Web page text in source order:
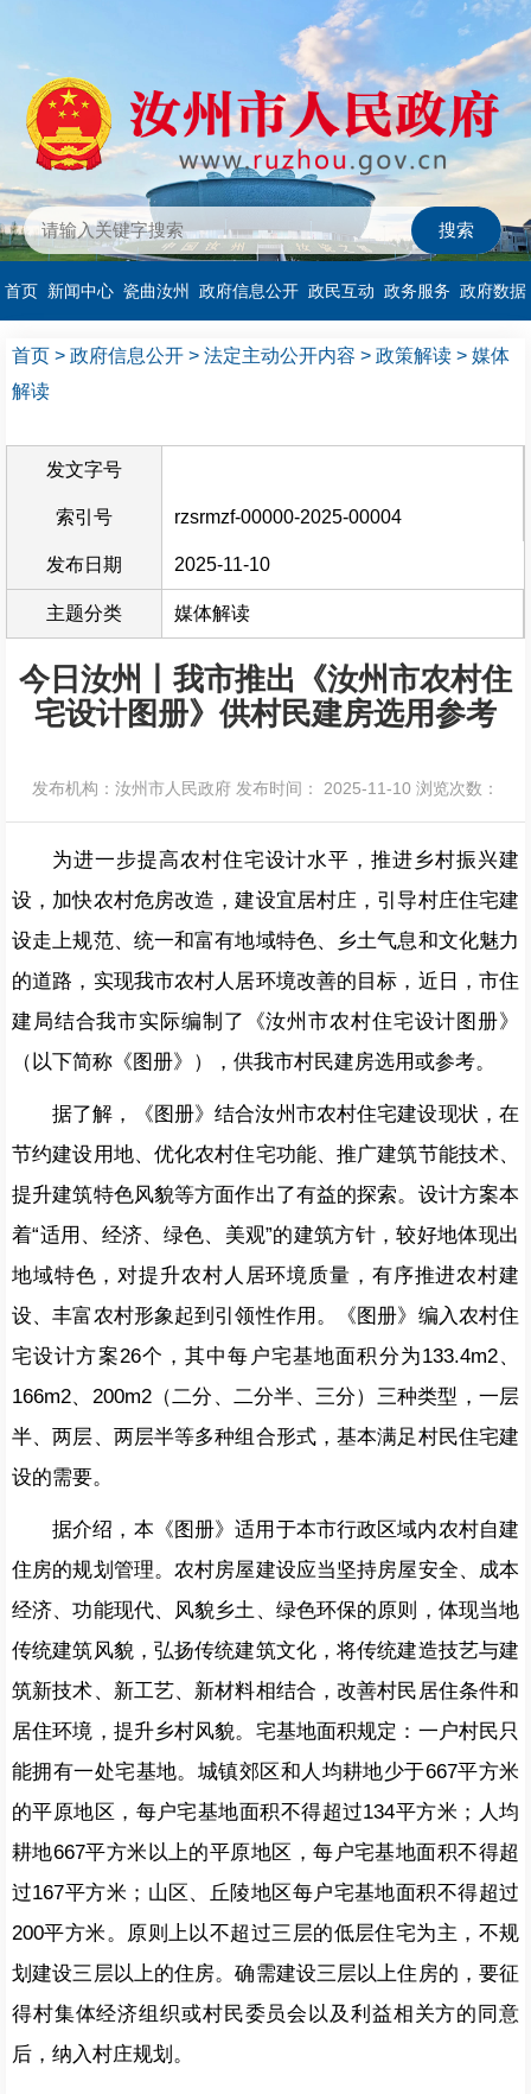
首页 新闻中心 瓷曲汝州 政府信息公开 政民互动 政务服务 政府数据
首页 > 政府信息公开 > 法定主动公开内容 > 政策解读 > 媒体
解读
发文字号
索引号 rzsrmzf-00000-2025-00004
发布日期 2025-11-10
主题分类 媒体解读
今日汝州丨我市推出《汝州市农村住
宅设计图册》供村民建房选用参考
发布机构：汝州市人民政府 发布时间： 2025-11-10 浏览次数：
为进一步提高农村住宅设计水平，推进乡村振兴建
设，加快农村危房改造，建设宜居村庄，引导村庄住宅建
设走上规范、统一和富有地域特色、乡土气息和文化魅力
的道路，实现我市农村人居环境改善的目标，近日，市住
建局结合我市实际编制了《汝州市农村住宅设计图册》
（以下简称《图册》），供我市村民建房选用或参考。
据了解，《图册》结合汝州市农村住宅建设现状，在
节约建设用地、优化农村住宅功能、推广建筑节能技术、
提升建筑特色风貌等方面作出了有益的探索。设计方案本
着“适用、经济、绿色、美观”的建筑方针，较好地体现出
地域特色，对提升农村人居环境质量，有序推进农村建
设、丰富农村形象起到引领性作用。《图册》编入农村住
宅设计方案26个，其中每户宅基地面积分为133.4m2、
166m2、200m2（二分、二分半、三分）三种类型，一层
半、两层、两层半等多种组合形式，基本满足村民住宅建
设的需要。
据介绍，本《图册》适用于本市行政区域内农村自建
住房的规划管理。农村房屋建设应当坚持房屋安全、成本
经济、功能现代、风貌乡土、绿色环保的原则，体现当地
传统建筑风貌，弘扬传统建筑文化，将传统建造技艺与建
筑新技术、新工艺、新材料相结合，改善村民居住条件和
居住环境，提升乡村风貌。宅基地面积规定：一户村民只
能拥有一处宅基地。城镇郊区和人均耕地少于667平方米
的平原地区，每户宅基地面积不得超过134平方米；人均
耕地667平方米以上的平原地区，每户宅基地面积不得超
过167平方米；山区、丘陵地区每户宅基地面积不得超过
200平方米。原则上以不超过三层的低层住宅为主，不规
划建设三层以上的住房。确需建设三层以上住房的，要征
得村集体经济组织或村民委员会以及利益相关方的同意
后，纳入村庄规划。